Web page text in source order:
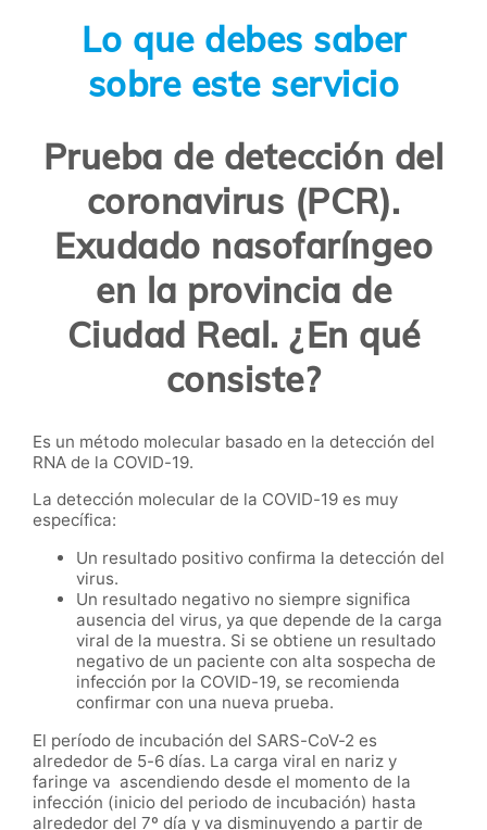
Lo que debes saber
sobre este servicio
Prueba de detección del
coronavirus (PCR).
Exudado nasofaríngeo
en la provincia de
Ciudad Real. ¿En qué
consiste?
Es un método molecular basado en la detección del
RNA de la COVID-19.
La detección molecular de la COVID-19 es muy
específica:
Un resultado positivo confirma la detección del
virus.
Un resultado negativo no siempre significa
ausencia del virus, ya que depende de la carga
viral de la muestra. Si se obtiene un resultado
negativo de un paciente con alta sospecha de
infección por la COVID-19, se recomienda
confirmar con una nueva prueba.
El período de incubación del SARS-CoV-2 es
alrededor de 5-6 días. La carga viral en nariz y
faringe va ascendiendo desde el momento de la
infección (inicio del periodo de incubación) hasta
alrededor del 7º día y va disminuyendo a partir de